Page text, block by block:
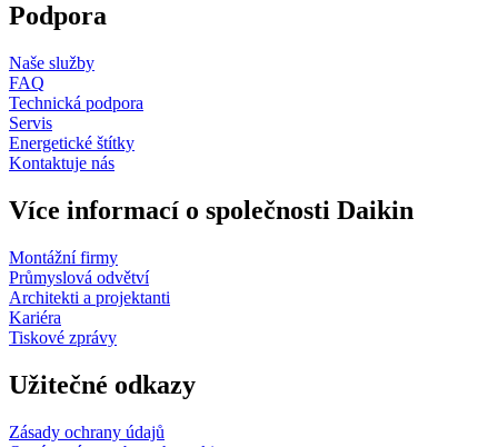
Podpora
Naše služby
FAQ
Technická podpora
Servis
Energetické štítky
Kontaktuje nás
Více informací o společnosti Daikin
Montážní firmy
Průmyslová odvětví
Architekti a projektanti
Kariéra
Tiskové zprávy
Užitečné odkazy
Zásady ochrany údajů